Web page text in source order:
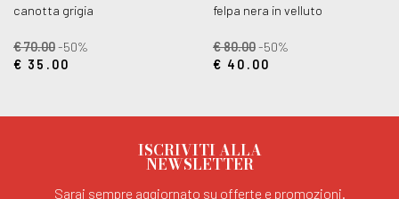
canotta grigia
€ 70.00-50%
€ 35.00
felpa nera in velluto
€ 80.00-50%
€ 40.00
ISCRIVITI ALLA
NEWSLETTER
Sarai sempre aggiornato su offerte e promozioni.